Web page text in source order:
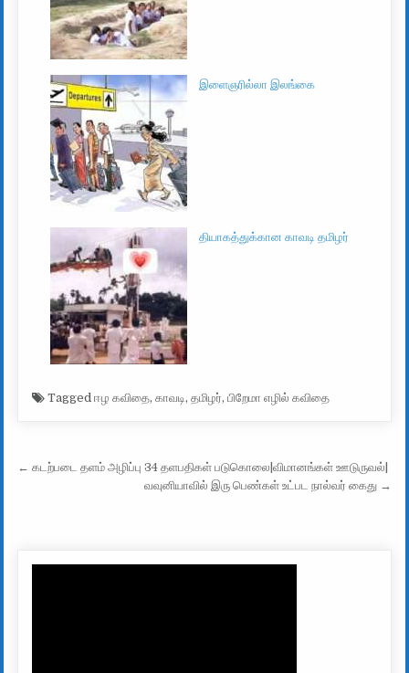
இளைஞரில்லா இலங்கை
தியாகத்துக்கான காவடி தமிழர்
Taggedஈழ கவிதை,காவடி,தமிழர்,பிறேமா எழில் கவிதை
Post navigation
← கடற்படை தளம் அழிப்பு 34 தளபதிகள் படுகொலை|விமானங்கள் ஊடுருவல்|
வவுனியாவில் இரு பெண்கள் உட்பட நால்வர் கைது →